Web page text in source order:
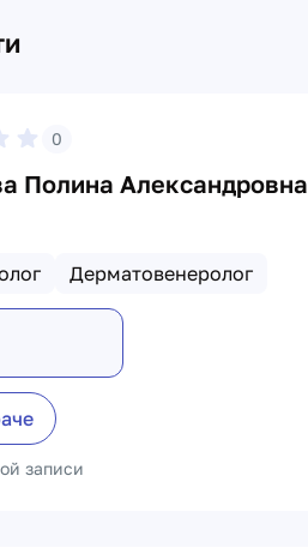
0
Полина Александровна
Дерматовенеролог
записи